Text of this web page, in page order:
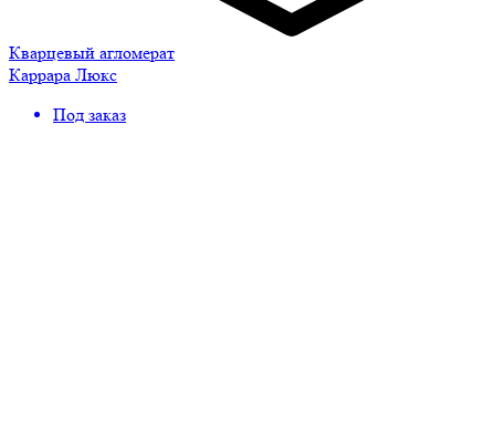
Кварцевый агломерат
Каррара Люкс
Под заказ